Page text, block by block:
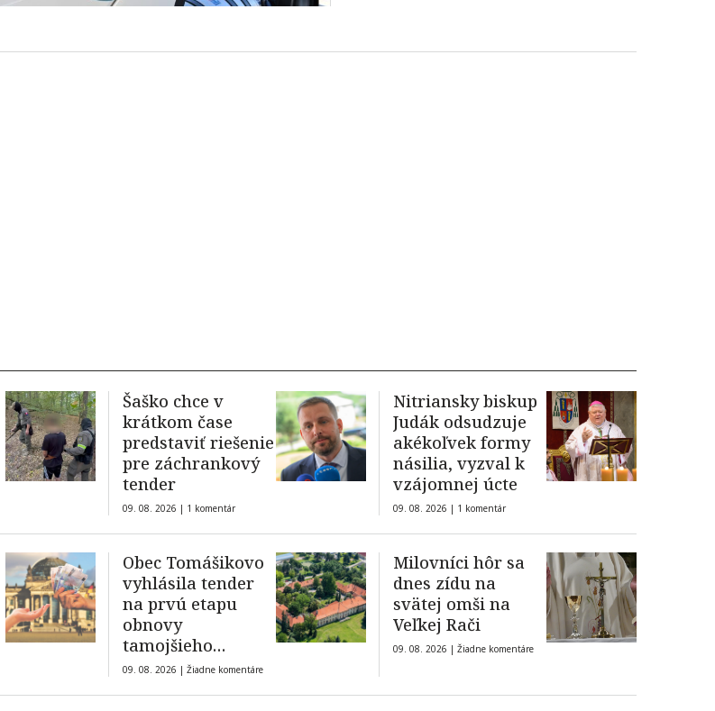
Šaško chce v
krátkom čase
predstaviť riešenie
pre záchrankový
tender
09. 08. 2026 | 1 komentár
Nitriansky biskup
Judák odsudzuje
akékoľvek formy
násilia, vyzval k
vzájomnej úcte
09. 08. 2026 | 1 komentár
Obec Tomášikovo
vyhlásila tender
na prvú etapu
obnovy
tamojšieho
kaštieľa
09. 08. 2026 | Žiadne komentáre
Milovníci hôr sa
dnes zídu na
svätej omši na
Veľkej Rači
09. 08. 2026 | Žiadne komentáre